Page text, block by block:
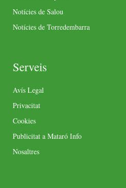
Notícies de Salou
Notícies de Torredembarra
Serveis
Avís Legal
Privacitat
Cookies
Publicitat a Mataró Info
Nosaltres